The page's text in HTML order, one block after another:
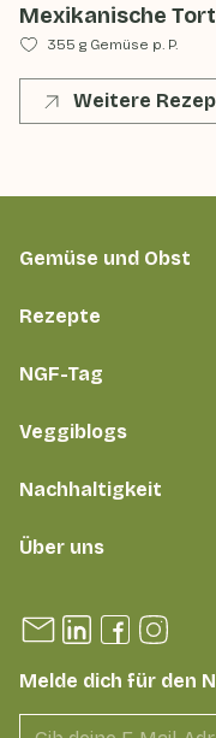
Mexikanische
355 g Gemüse p. P.
Weitere
Gemüse und Obst
Rezepte
NGF-Tag
Veggiblogs
Nachhaltigkeit
Über uns
Melde dich für den